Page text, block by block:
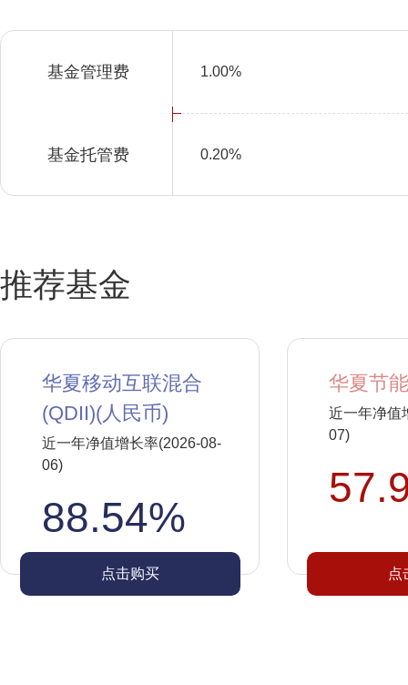
基金管理费 1.00%
基金托管费 0.20%
推荐基金
华夏移动互联混合
(QDII)(人民币)
近一年净值增长率(2026-08-
06)
88.54%
点击购买
华夏节
近一年净值
07)
点